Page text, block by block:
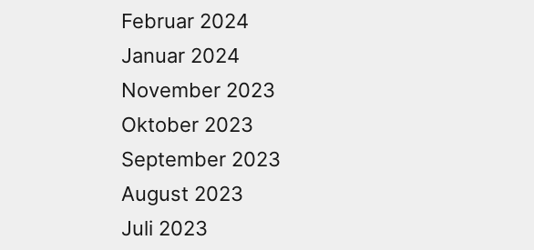
Februar 2024
Januar 2024
November 2023
Oktober 2023
September 2023
August 2023
Juli 2023